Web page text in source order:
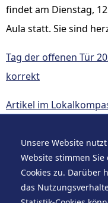
findet am Dienstag,
Aula statt. Sie sind
Tag der offenen Tür
korrekt
Artikel im
Unsere Website
Website stimmen
Cookies zu. Darüber
das